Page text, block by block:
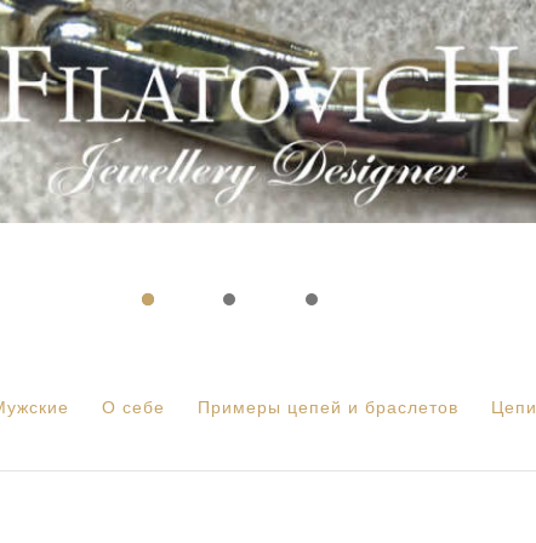
О себе Примеры цепей и браслетов Цепи